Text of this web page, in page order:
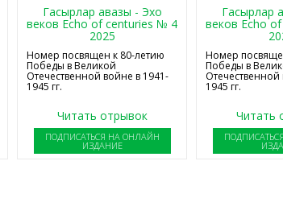
Гасырлар авазы - Эхо
веков Echo of centuries № 4
2025
Номер посвящен к 80-летию
Победы в Великой
Отечественной войне в 1941-
1945 гг.
Читать отрывок
ПОДПИСАТЬСЯ НА ОНЛАЙН
ИЗДАНИЕ
Гасырлар
веков Echo
Номер
Победы в
1945 гг.
Читать